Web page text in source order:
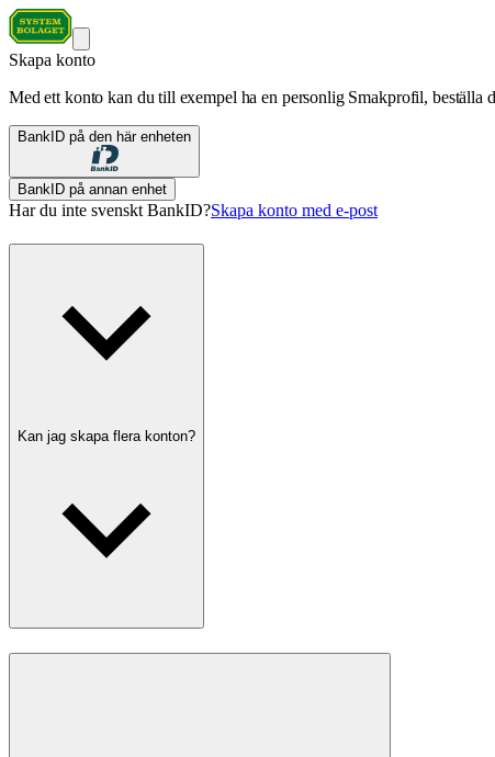
Skapa konto
Med ett konto kan du till exempel ha en personlig Smakprofil, beställa
BankID på den här enheten
BankID på annan enhet
Har du inte svenskt BankID?Skapa konto med e-post
Kan jag skapa flera konton?